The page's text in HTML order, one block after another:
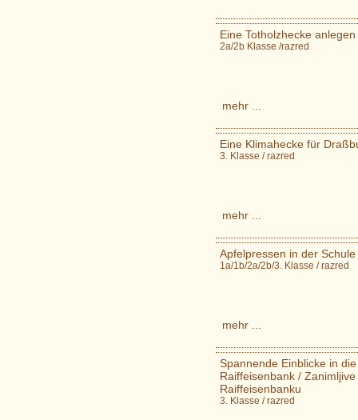
Eine Totholzhecke
2a/2b Klasse /razred
mehr ...
Eine Klimahecke für
3. Klasse / razred
mehr ...
Apfelpressen in der
1a/1b/2a/2b/3. Klasse / razred
mehr ...
Spannende Einblicke in
Raiffeisenbank /
Raiffeisenbanku
3. Klasse / razred